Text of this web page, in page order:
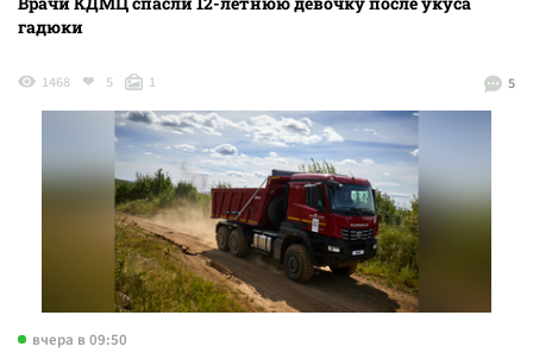
гадюки
5
1468 5 1
вчера в 09:50